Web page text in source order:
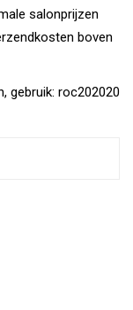
salonprijzen
boven
gebruik: roc202020